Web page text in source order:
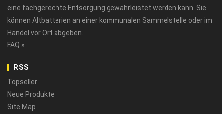
eine fachgerechte Entsorgung gewährleistet werden kann. Sie
können Altbatterien an einer kommunalen Sammelstelle oder im
Handel vor Ort abgeben.
FAQ »
RSS
Topseller
Neue Produkte
Site Map